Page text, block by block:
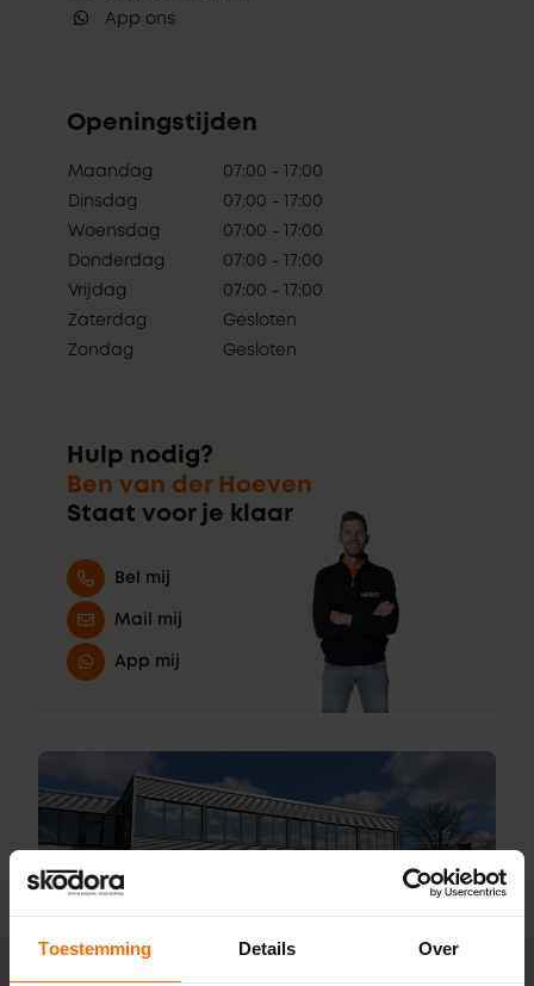
Toestemming Details Over
App ons
Openingstijden
Maandag 07:00 - 17:00
Dinsdag 07:00 - 17:00
Woensdag 07:00 - 17:00
Donderdag 07:00 - 17:00
Vrijdag 07:00 - 17:00
Zaterdag Gesloten
Zondag Gesloten
Hulp nodig?
Ben van der Hoeven
Staat voor je klaar
Bel mij
Mail mij
App mij